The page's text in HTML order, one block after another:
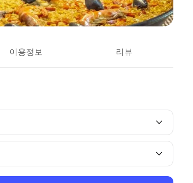
이용정보 리뷰